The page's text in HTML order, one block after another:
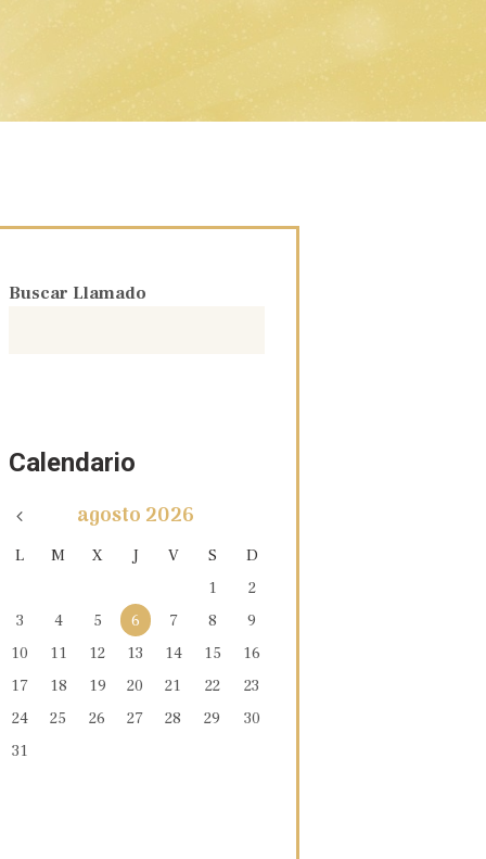
Buscar Llamado
Calendario
agosto 2026
L M X J V S
D
1
2
3
4 5 6 7 8
9
10
11 12 13 14 15
16
17
18 19 20 21 22
23
24
25 26 27 28 29
30
31